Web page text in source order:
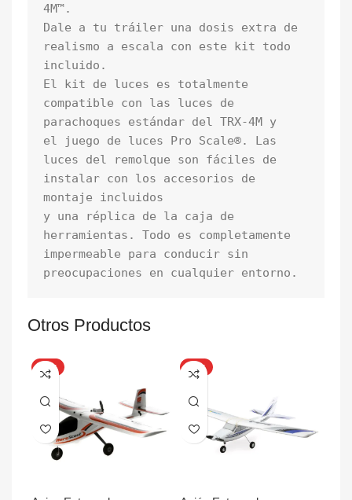
4M™.
Dale a tu tráiler una dosis extra de
realismo a escala con este kit todo
incluido.
El kit de luces es totalmente
compatible con las luces de
parachoques estándar del TRX-4M y
el juego de luces Pro Scale®. Las
luces del remolque son fáciles de
instalar con los accesorios de
montaje incluidos
y una réplica de la caja de
herramientas. Todo es completamente
impermeable para conducir sin
preocupaciones en cualquier entorno.
Otros Productos
HOT HOT